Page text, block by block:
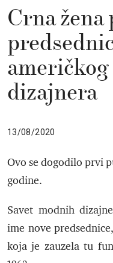
Crna
dizajnera
13/08/2020
Ovo se dogodilo prvi
godine.
Savet modnih
ime nove
koja je zauzela tu